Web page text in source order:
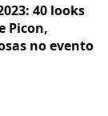
40 looks
Picon,
no evento